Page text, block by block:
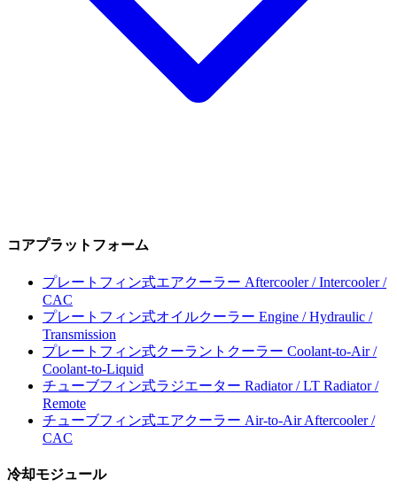
コアプラットフォーム
プレートフィン式エアクーラー Aftercooler / Intercooler /
CAC
プレートフィン式オイルクーラー Engine / Hydraulic /
Transmission
プレートフィン式クーラントクーラー Coolant-to-Air /
Coolant-to-Liquid
チューブフィン式ラジエーター Radiator / LT Radiator /
Remote
チューブフィン式エアクーラー Air-to-Air Aftercooler /
CAC
冷却モジュール